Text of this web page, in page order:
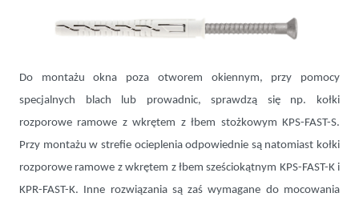
Do montażu okna poza otworem okiennym, przy pomocy
specjalnych blach lub prowadnic, sprawdzą się np. kołki
rozporowe ramowe z wkrętem z łbem stożkowym KPS-FAST-S.
Przy montażu w strefie ocieplenia odpowiednie są natomiast kołki
rozporowe ramowe z wkrętem z łbem sześciokątnym KPS-FAST-K i
KPR-FAST-K. Inne rozwiązania są zaś wymagane do mocowania